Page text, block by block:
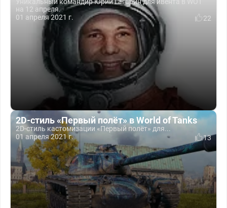
на 12 апреля.
01 апреля 2021 г.
22
2D-стиль «Первый полёт» в World of Tanks
2D-стиль кастомизации «Первый полёт» для...
01 апреля 2021 г.
13